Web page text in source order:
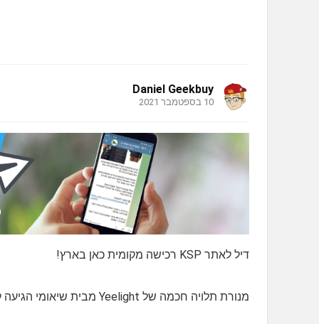
Daniel Geekbuy
10 בספטמבר 2021
דיל לאתר KSP רכישה מקומית כאן בארץ!
מנורת תלויה חכמה של Yeelight מבית שיאומי הגיעה לארץ בדיל מקומי בלעדי???